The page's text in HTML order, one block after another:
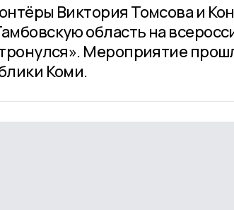
Виктория Томсова и
область на
Мероприятие
Коми.